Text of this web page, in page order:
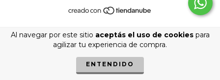
Al navegar por este sitio aceptás el uso de cookiespara
agilizar tu experiencia de compra.
ENTENDIDO